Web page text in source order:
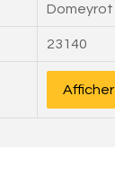
Domeyrot
23140